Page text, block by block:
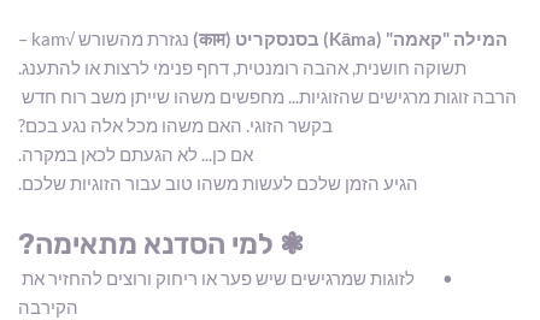
המילה "קאמה" (Kāma) בסנסקריט (काम)
נגזרת מהשורש √kam –
תשוקה חושנית, אהבה רומנטית, דחף פנימי לרצות או להתענג.
הרבה זוגות מרגישים שהזוגיות... מחפשים משהו שייתן משב רוח חדש
בקשר הזוגי. האם משהו מכל אלה נגע בכם?
אם כן... לא הגעתם לכאן במקרה.
הגיע הזמן שלכם לעשות משהו טוב עבור הזוגיות שלכם.
❃ למי הסדנא מתאימה?
לזוגות שמרגישים שיש פער או ריחוק ורוצים להחזיר את
הקירבה